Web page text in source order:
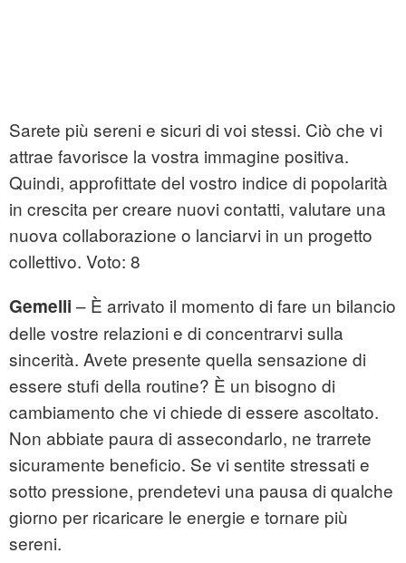
Sarete più sereni e sicuri di voi stessi. Ciò che vi
attrae favorisce la vostra immagine positiva.
Quindi, approfittate del vostro indice di popolarità
in crescita per creare nuovi contatti, valutare una
nuova collaborazione o lanciarvi in un progetto
collettivo. Voto: 8
Gemelli – È arrivato il momento di fare un bilancio
delle vostre relazioni e di concentrarvi sulla
sincerità. Avete presente quella sensazione di
essere stufi della routine? È un bisogno di
cambiamento che vi chiede di essere ascoltato.
Non abbiate paura di assecondarlo, ne trarrete
sicuramente beneficio. Se vi sentite stressati e
sotto pressione, prendetevi una pausa di qualche
giorno per ricaricare le energie e tornare più
sereni.